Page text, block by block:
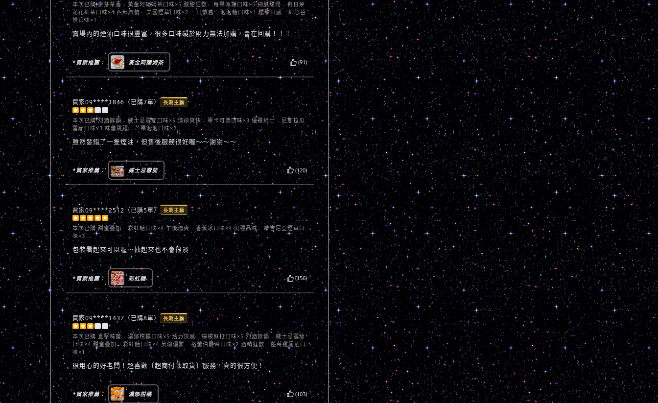
本次已購麥芽茶香 - 黃金阿薩姆茶口味×5 酸甜狂歡 - 莓果派對口味×5 細膩甜潤 - 白日茉
莉花紅茶口味×4 西部風情 - 美國煙草口味×2 一口懷舊 - 泡泡糖口味×1 糯甜口感 - 紅心芭
樂口味×1
賣場內的煙油口味很豐富，很多口味礙於財力無法加購，會在回購！！！
*買家推薦： 黃金阿薩姆茶 (91)
買家09****1846（已購7單） 長期主顧
    
本次已購烈酒餘韻 - 威士忌雪茄口味×5 清涼爽快 - 零卡可樂口味×3 優雅紳士 - 尼加拉瓜
雪茄口味×3 味蕾跳躍 - 芒果泡泡口味×2
雖然發錯了一隻煙油，但售後服務很好喔～～謝謝～～
*買家推薦： 威士忌雪茄 (120)
買家09****2512（已購5單） 長期主顧
    
本次已購甜蜜疊加 - 彩虹糖口味×4 午後清爽 - 香蕉冰口味×4 沉穩品味 - 維吉尼亞煙草口
味×3
包裝看起來可以喔～抽起來也不會很淡
*買家推薦： 彩虹糖 (156)
買家09****1437（已購8單） 長期主顧
    
本次已購 直擊味蕾 - 濃郁柑橘口味×5 活力快感 - 檸檬蘇打口味×5 烈酒餘韻 - 威士忌雪茄
口味×4 甜蜜疊加 - 彩虹糖口味×4 英倫優雅 - 格蕾伯爵茶口味×2 酒精狂歡 - 藍莓雞尾酒口
味×1
很用心的好老闆！超喜歡〔超商付款取貨〕服務，真的很方便！
*買家推薦： 濃郁柑橘 (103)